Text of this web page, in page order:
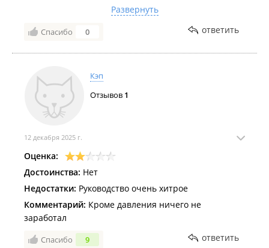
Кто хочет больше денег, идите под
флаг.Ходил на "Агатисе" все устроило.Хороший
коллектив попался наверное. Судя по отзывам.
Развернуть
Спасибо 0 ответить
Кэп
Отзывов 1
12 декабря 2025 г.
Оценка:
Достоинства: Нет
Недостатки: Руководство очень хитрое
Комментарий: Кроме давления ничего не
заработал
Спасибо 9 ответить